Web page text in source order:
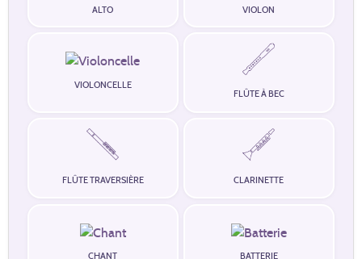
ALTO VIOLON
VIOLONCELLE
FLÛTE À BEC
FLÛTE TRAVERSIÈRE CLARINETTE
CHANT BATTERIE